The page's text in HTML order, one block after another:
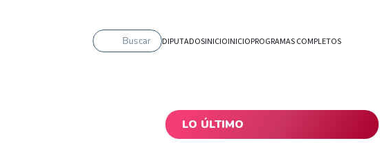
Buscar DIPUTADOSINICIOINICIOPROGRAMAS COMPLETOS
LO ÚLTIMO